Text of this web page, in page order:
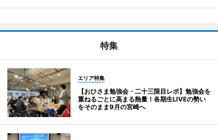
特集
エリア特集
【おひさま勉強会・二十三限目レポ】勉強会を
重ねるごとに高まる熱量！各期生LIVEの勢い
をそのまま9月の宮崎へ